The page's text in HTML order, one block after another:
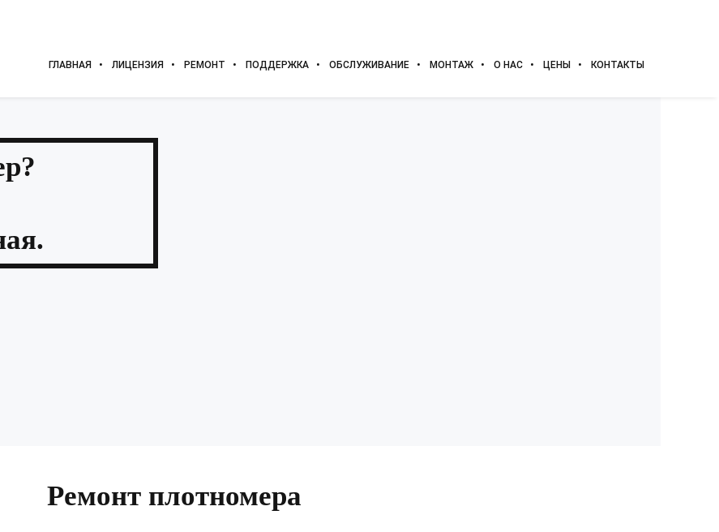
ГЛАВНАЯ ЛИЦЕНЗИЯ РЕМОНТ ПОДДЕРЖКА ОБСЛУЖИВАНИЕ МОНТАЖ О НАС ЦЕНЫ КОНТАКТЫ
Ремонт плотномера